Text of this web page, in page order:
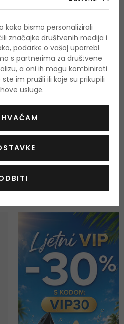
Olovka za obrve
4,00 €
kako bismo personalizirali
značajke društvenih medija i
podatke o vašoj upotrebi
s partnerima za društvene
a oni ih mogu kombinirati
im pružili ili koje su prikupili
usluge.